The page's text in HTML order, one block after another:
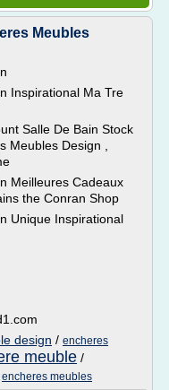
Meubles
Inspirational Ma Tre
Salle De Bain Stock
Meubles Design ,
Meilleures Cadeaux
the Conran Shop
Unique Inspirational
design / encheres
meuble /
encheres meubles